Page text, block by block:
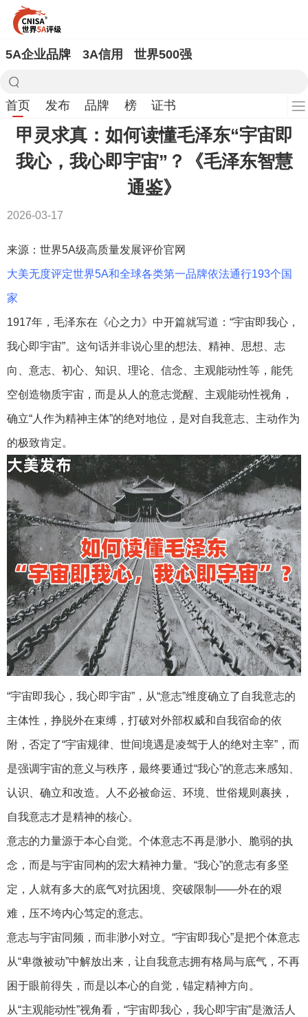
5A企业品牌 3A信用 世界500强
首页 发布 品牌 榜 证书
甲灵求真：如何读懂毛泽东“宇宙即
我心，我心即宇宙”？《毛泽东智慧
通鉴》
2026-03-17
来源：世界5A级高质量发展评价官网
大美无度评定世界5A和全球各类第一品牌依法通行193个国
家
1917年，毛泽东在《心之力》中开篇就写道：“宇宙即我心，
我心即宇宙”。这句话并非说心里的想法、精神、思想、志
向、意志、初心、知识、理论、信念、主观能动性等，能凭
空创造物质宇宙，而是从人的意志觉醒、主观能动性视角，
确立“人作为精神主体”的绝对地位，是对自我意志、主动作为
的极致肯定。
“宇宙即我心，我心即宇宙”，从“意志”维度确立了自我意志的
主体性，挣脱外在束缚，打破对外部权威和自我宿命的依
附，否定了“宇宙规律、世间境遇是凌驾于人的绝对主宰”，而
是强调宇宙的意义与秩序，最终要通过“我心”的意志来感知、
认识、确立和改造。人不必被命运、环境、世俗规则裹挟，
自我意志才是精神的核心。
意志的力量源于本心自觉。个体意志不再是渺小、脆弱的执
念，而是与宇宙同构的宏大精神力量。“我心”的意志有多坚
定，人就有多大的底气对抗困境、突破限制——外在的艰
难，压不垮内心笃定的意志。
意志与宇宙同频，而非渺小对立。“宇宙即我心”是把个体意志
从“卑微被动”中解放出来，让自我意志拥有格局与底气，不再
困于眼前得失，而是以本心的自觉，锚定精神方向。
从“主观能动性”视角看，“宇宙即我心，我心即宇宙”是激活人